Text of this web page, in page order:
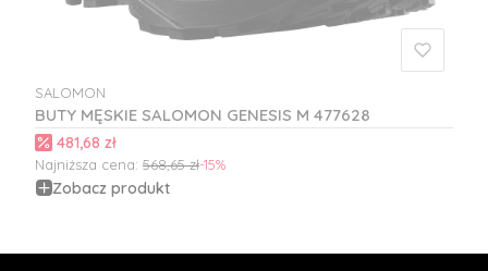
BUTY MĘSKIE SALOMON GENESIS M 477628
PRODUCENT
SALOMON
Cena promocyjna
481,68 zł
Najniższa cena: 568,65 zł-15%
Zobacz produkt